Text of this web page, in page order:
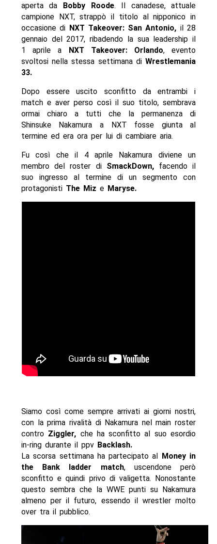
aperta da
Bobby Roode. Il canadese, attuale
campione NXT, strappò il titolo al nipponico in
occasione di NXT Takeover: San Antonio, il 28
gennaio del 2017, ribadendo la sua leadership il
1 aprile a
NXT Takeover: Orlando, evento
svoltosi nella stessa settimana diWrestlemania
33.
Dopo essere uscito sconfitto da entrambi i
match e aver perso così il suo titolo, sembrava
ormai chiaro a tutti che la permanenza di
Shinsuke Nakamura a NXT fosse giunta al
termine ed era ora per lui di cambiare aria.
Fu così che il 4 aprile Nakamura diviene un
membro del roster di SmackDown, facendo il
suo ingresso al termine di un segmento con
protagonisti The Miz eMaryse.
Siamo così come sempre arrivati ai giorni nostri,
con la prima rivalità di Nakamura nel main roster
contro Ziggler, che ha sconfitto al suo esordio
in-ring durante il ppv Backlash.
La scorsa settimana ha partecipato al
Money in
the Bank ladder match, uscendone però
sconfitto e quindi privo di valigetta. Nonostante
questo sembra che la WWE punti su Nakamura
almeno per il futuro, essendo il wrestler molto
over tra il pubblico.